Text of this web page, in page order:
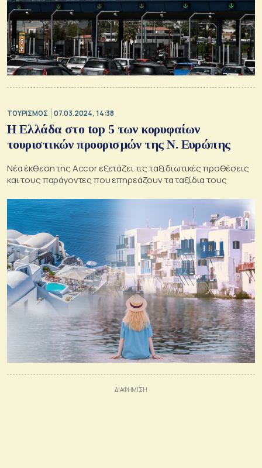
ΤΟΥΡΙΣΜΟΣ 07.03.2024, 14:38
Η Ελλάδα στο top 5 των κορυφαίων
τουριστικών προορισμών της Ν. Ευρώπης
Νέα έκθεση της Accor εξετάζει τις ταξιδιωτικές προθέσεις
και τους παράγοντες που επηρεάζουν τα ταξίδια τους